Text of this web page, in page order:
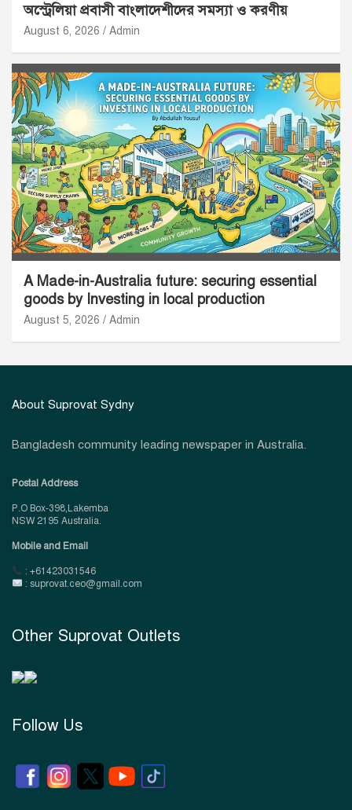
অস্ট্রেলিয়া প্রবাসী বাংলাদেশীদের সমস্যা ও করণীয়
August 6, 2026 Admin
A Made-in-Australia future: securing essential
goods by Investing in local production
August 5, 2026 Admin
About Suprovat Sydny
Bangladesh community leading newspaper in Australia.
Postal Address
P.O Box-398,Lakemba
NSW 2195 Australia.
Mobile and Email
: +61423031546
: suprovat.ceo@gmail.com
Other Suprovat Outlets
Follow Us